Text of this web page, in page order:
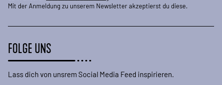
Mit der Anmeldung zu unserem Newsletter akzeptierst du diese.
FOLGE UNS
Lass dich von unsrem Social Media Feed inspirieren.